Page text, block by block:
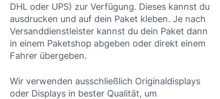
DHL oder UPS) zur Verfügung. Dieses kannst du
ausdrucken und auf dein Paket kleben. Je nach
Versanddienstleister kannst du dein Paket dann
in einem Paketshop abgeben oder direkt einem
Fahrer übergeben.
Wir verwenden ausschließlich Originaldisplays
oder Displays in bester Qualität, um